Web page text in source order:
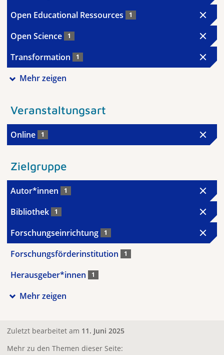
Open Educational Ressources 1
Open Science 1
Transformation 1
Mehr zeigen
Veranstaltungsart
Online 1
Zielgruppe
Autor*innen 1
Bibliothek 1
Forschungseinrichtung 1
Forschungsförderinstitution 1
Herausgeber*innen 1
Mehr zeigen
Zuletzt bearbeitet am 11. Juni 2025
Mehr zu den Themen dieser Seite: